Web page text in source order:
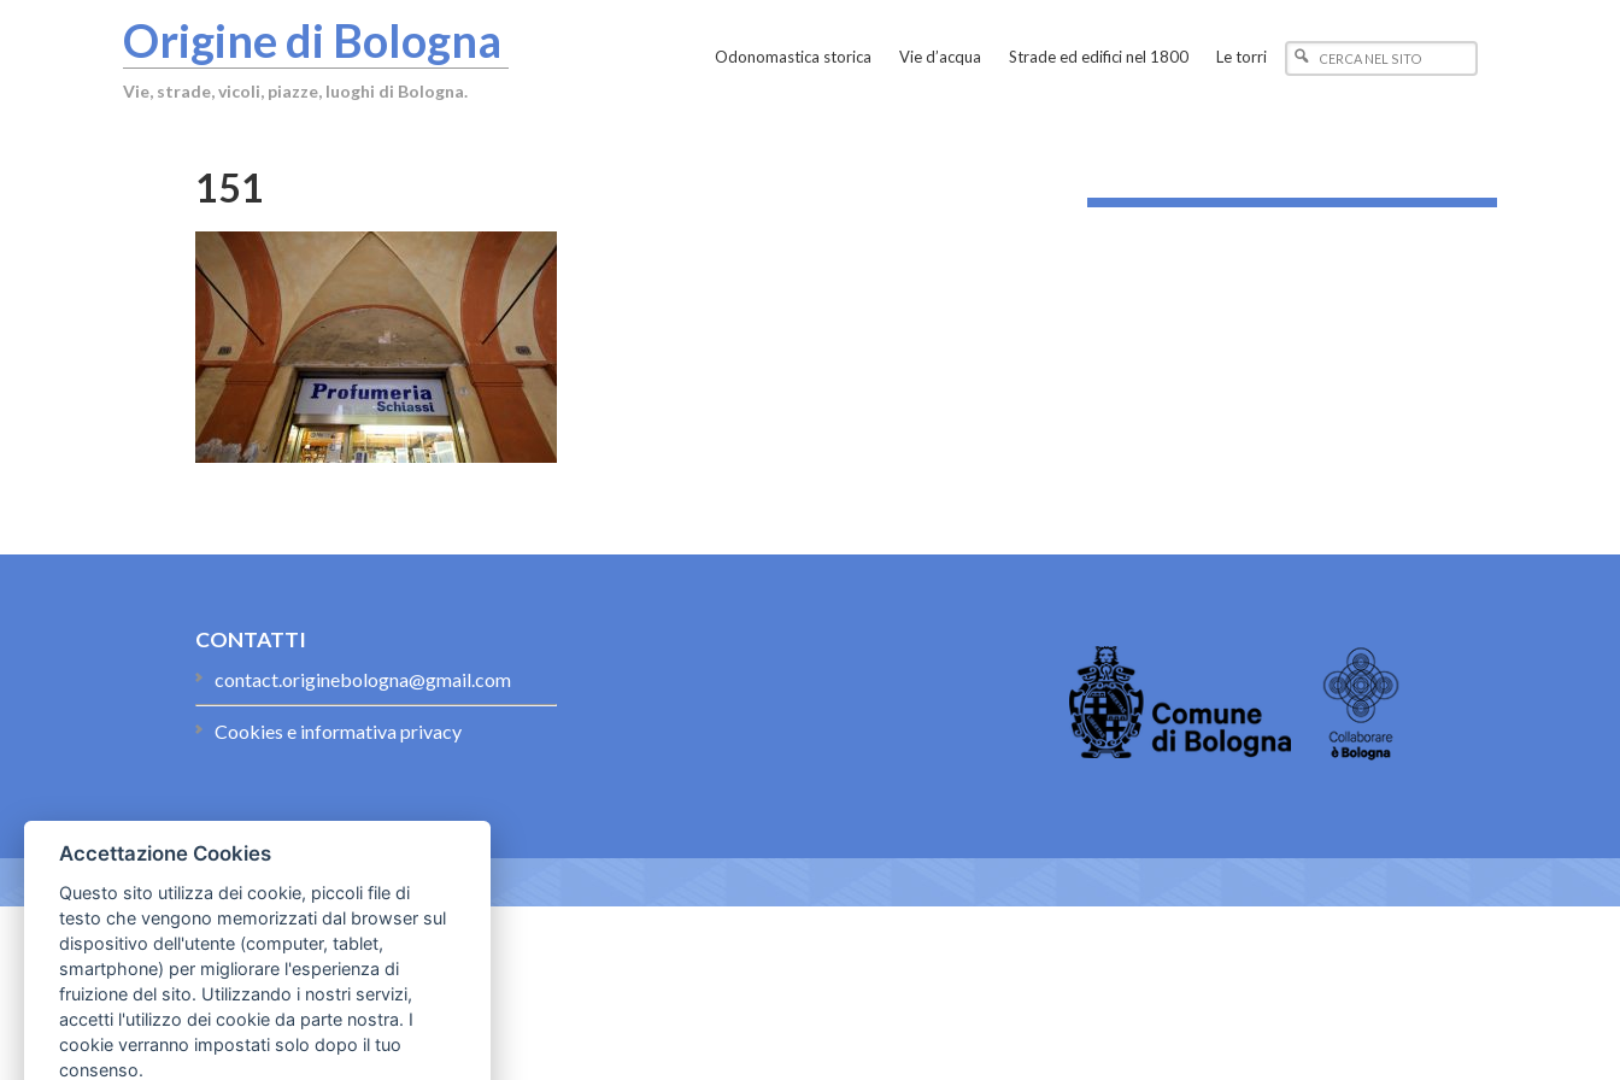
Origine di Bologna
Vie, strade, vicoli, piazze, luoghi di Bologna.
Odonomastica storica Vie d’acqua Strade ed edifici nel 1800 Le torri
151
CONTATTI
contact.originebologna@gmail.com
Cookies e informativa privacy
Accettazione Cookies
Questo sito utilizza dei cookie, piccoli file di
testo che vengono memorizzati dal browser sul
dispositivo dell'utente (computer, tablet,
smartphone) per migliorare l'esperienza di
fruizione del sito. Utilizzando i nostri servizi,
accetti l'utilizzo dei cookie da parte nostra. I
cookie verranno impostati solo dopo il tuo
consenso.